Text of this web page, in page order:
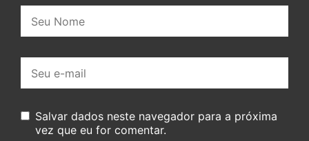
mail:
Salvar dados neste navegador para a próxima
vez que eu for comentar.